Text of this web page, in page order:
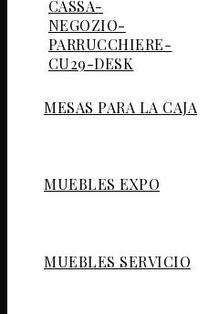
MESAS PARA LA CAJA
MUEBLES EXPO
MUEBLES SERVICIO